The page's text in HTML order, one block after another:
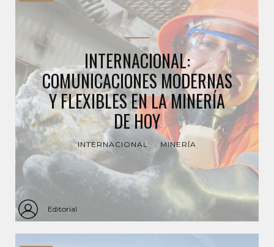
INTERNACIONAL:
COMUNICACIONES MODERNAS
Y FLEXIBLES EN LA MINERÍA
DE HOY
INTERNACIONAL MINERÍA
Editorial